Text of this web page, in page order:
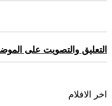
التعليق والتصويت على
اخر الافلام